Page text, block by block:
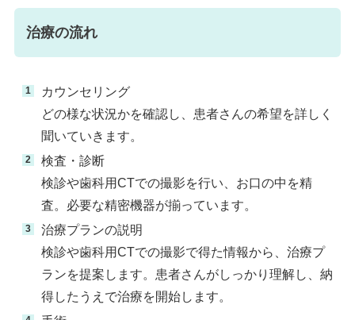
治療の流れ
カウンセリング
どの様な状況かを確認し、患者さんの希望を詳しく
聞いていきます。
検査・診断
検診や歯科用CTでの撮影を行い、お口の中を精
査。必要な精密機器が揃っています。
治療プランの説明
検診や歯科用CTでの撮影で得た情報から、治療プ
ランを提案します。患者さんがしっかり理解し、納
得したうえで治療を開始します。